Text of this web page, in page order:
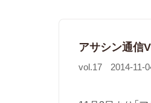
アサシン通信
vol.17 2014-11-